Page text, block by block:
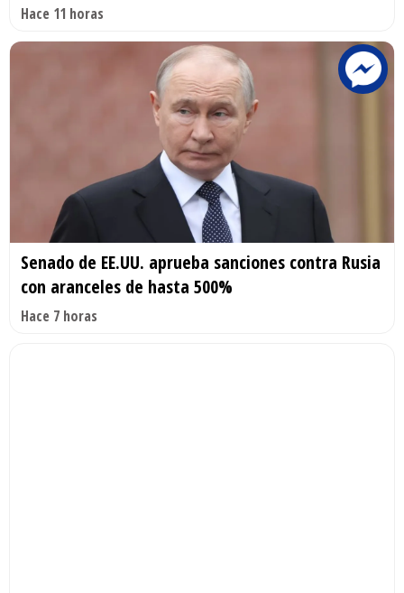
Hace 11 horas
Senado de EE.UU. aprueba sanciones contra Rusia
con aranceles de hasta 500%
Hace 7 horas